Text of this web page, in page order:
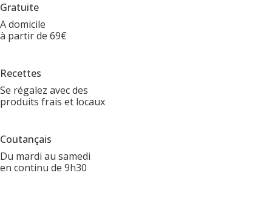
Gratuite
A domicile
à partir de 69€
Recettes
Se régalez avec des
produits frais et locaux
Coutançais
Du mardi au samedi
en continu de 9h30